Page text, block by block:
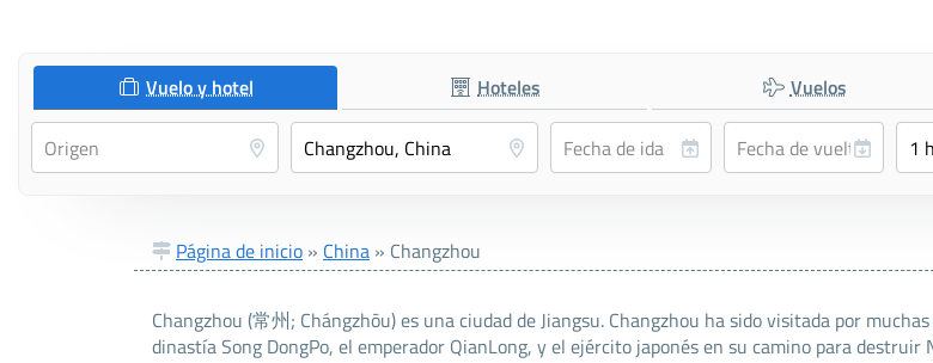
Vuelo y hotel Hoteles Vuelos
Página de inicio » China » Changzhou
Changzhou (常州; Chángzhōu) es una ciudad de Jiangsu. Changzhou ha sido visitada por
dinastía Song DongPo, el emperador QianLong, y el ejército japonés en su camino para destruir